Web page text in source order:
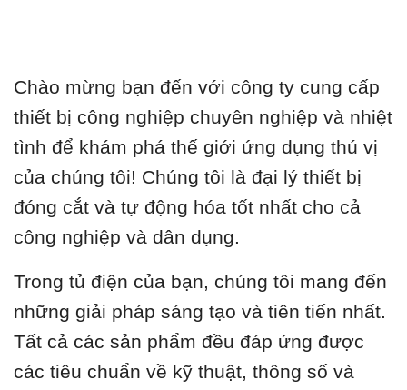
Chào mừng bạn đến với công ty cung cấp
thiết bị công nghiệp chuyên nghiệp và nhiệt
tình để khám phá thế giới ứng dụng thú vị
của chúng tôi! Chúng tôi là đại lý thiết bị
đóng cắt và tự động hóa tốt nhất cho cả
công nghiệp và dân dụng.
Trong tủ điện của bạn, chúng tôi mang đến
những giải pháp sáng tạo và tiên tiến nhất.
Tất cả các sản phẩm đều đáp ứng được
các tiêu chuẩn về kỹ thuật, thông số và